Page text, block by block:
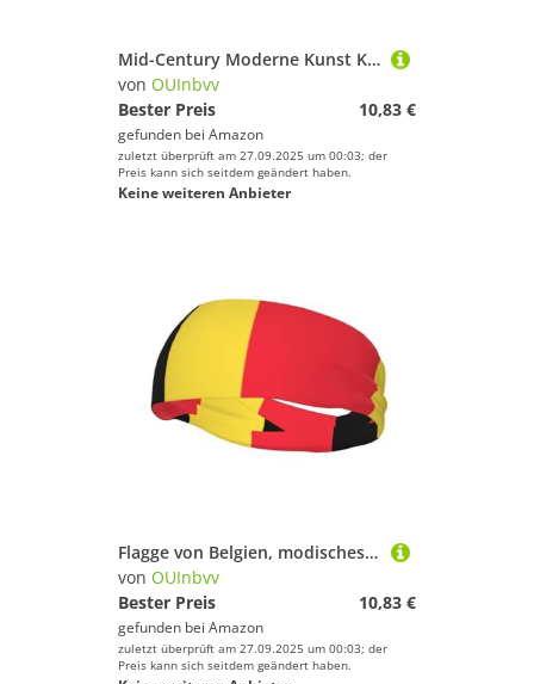
Mid-Century Moderne Kunst Katze Mode Sport Schweißabsorbierendes Stirnband Elastisch Atmungsaktiv Unisex für Laufen Fitness Yoga und andere Sportarten
von OUInbvv
Bester Preis
10,83 €
gefunden bei Amazon
zuletzt überprüft am 27.09.2025 um 00:03; der
Preis kann sich seitdem geändert haben.
Keine weiteren Anbieter
Flagge von Belgien, modisches Sport-Stirnband, schweißabsorbierend, elastisch, atmungsaktiv, Unisex, für Laufen, Fitness, Yoga und andere Sportarten
von OUInbvv
Bester Preis
10,83 €
gefunden bei Amazon
zuletzt überprüft am 27.09.2025 um 00:03; der
Preis kann sich seitdem geändert haben.